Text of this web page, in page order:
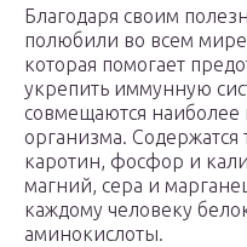
Благодаря своим
полюбили во всем
которая помогает
укрепить иммунную
совмещаются
организма. Содержатся
каротин, фосфор и
магний, сера и
каждому человеку
аминокислоты.